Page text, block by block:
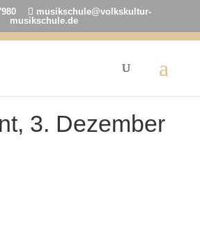
musikschule@volkskultur-
musikschule.de
3. Dezember